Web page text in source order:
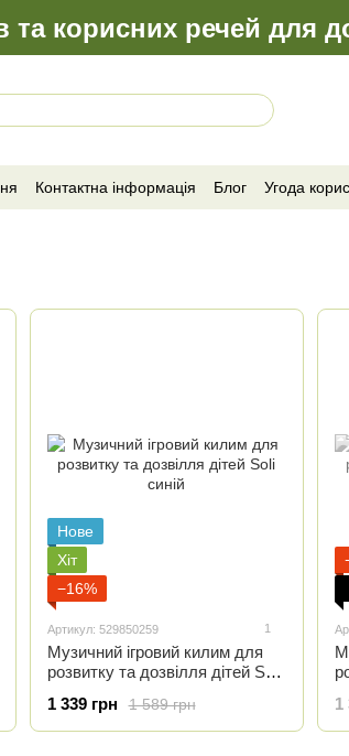
та корисних речей для
Контактна інформація Блог
Угода
Нове
Хіт
−16%
Артикул: 529850259 1
Музичний ігровий килим для
розвитку та дозвілля дітей Soli
1 589 грн
1 339 грн 1